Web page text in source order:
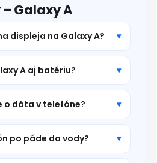
Galaxy A
displeja na Galaxy A?
A aj batériu?
o dáta v telefóne?
po páde do vody?